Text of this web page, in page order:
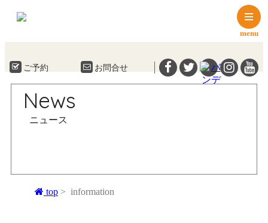
menu
ご予約 お問合せ
News
ニュース
top information